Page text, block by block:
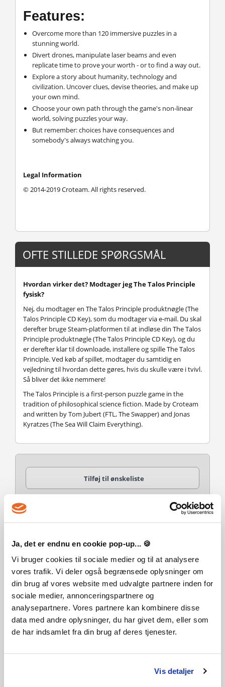
Ja, det er endnu en cookie pop-up... 🍪
Vi bruger cookies til sociale medier og til at analysere
vores trafik. Vi deler også begrænsede oplysninger om
din brug af vores website med udvalgte partnere inden for
sociale medier, annonceringspartnere og
analysepartnere. Vores partnere kan kombinere disse
data med andre oplysninger, du har givet dem, eller som
de har indsamlet fra din brug af deres tjenester.
Vis detaljer
Features:
Overcome more than 120 immersive puzzles in a
stunning world.
Divert drones, manipulate laser beams and even
replicate time to prove your worth - or to find a way out.
Explore a story about humanity, technology and
civilization. Uncover clues, devise theories, and make up
your own mind.
Choose your own path through the game's non-linear
world, solving puzzles your way.
But remember: choices have consequences and
somebody's always watching you.
Legal Information
© 2014-2019 Croteam. All rights reserved.
OFTE STILLEDE SPØRGSMÅL
Hvordan virker det? Modtager jeg The Talos Principle
fysisk?
Nej, du modtager en The Talos Principle produktnøgle (The
Talos Principle CD Key), som du modtager via e-mail. Du skal
derefter bruge Steam-platformen til at indløse din The Talos
Principle produktnøgle (The Talos Principle CD Key), og du
er derefter klar til downloade, installere og spille The Talos
Principle. Ved køb af spillet, modtager du samtidig en
vejledning til hvordan dette gøres, hvis du skulle være i tvivl.
Så bliver det ikke nemmere!
The Talos Principle is a first-person puzzle game in the
tradition of philosophical science fiction. Made by Croteam
and written by Tom Jubert (FTL, The Swapper) and Jonas
Kyratzes (The Sea Will Claim Everything).
Tilføj til ønskeliste
Publisher
Devolver Digital Croteam
Udvikler
Croteam
Platform
PC/MAC
ItalienskFranskTyskEngelskSpansk